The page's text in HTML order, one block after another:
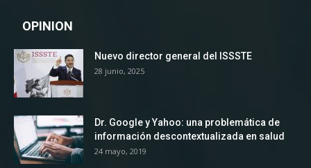
OPINION
Nuevo director general del ISSSTE
28 junio, 2025
Dr. Google y Yahoo: una problemática de
información descontextualizada en salud
24 mayo, 2019